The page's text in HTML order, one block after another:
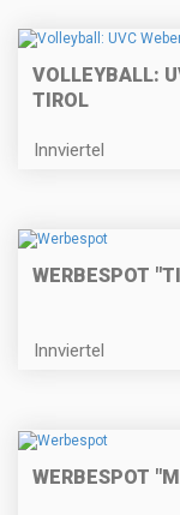
VOLLEYBALL:
TIROL
Innviertel
WERBESPOT
Innviertel
WERBESPOT